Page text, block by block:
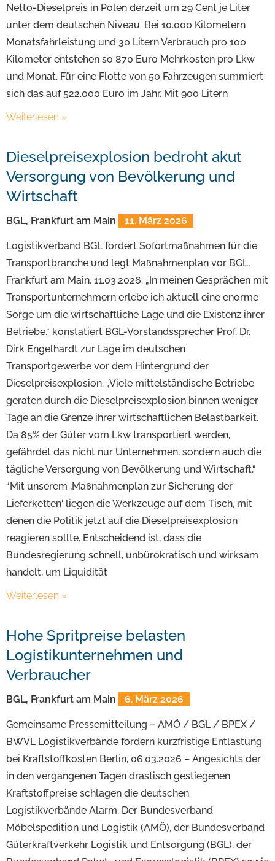
Netto-Dieselpreis in Polen derzeit um 29 Cent je Liter
unter dem deutschen Niveau. Bei 10.000 Kilometern
Monatsfahrleistung und 30 Litern Verbrauch pro 100
Kilometer entstehen so 870 Euro Mehrkosten pro Lkw
und Monat. Für eine Flotte von 50 Fahrzeugen summiert
sich das auf 522.000 Euro im Jahr. Mit 900 Litern
Weiterlesen »
Dieselpreisexplosion bedroht akut
Versorgung von Bevölkerung und
Wirtschaft
BGL, Frankfurt am Main 11. März 2026
Logistikverband BGL fordert Sofortmaßnahmen für die
Transportbranche und legt Maßnahmenplan vor BGL,
Frankfurt am Main, 11.03.2026: „In meinen Gesprächen mit
Transportunternehmern erlebe ich aktuell eine enorme
Sorge um die wirtschaftliche Lage und die Existenz ihrer
Betriebe.“ konstatiert BGL-Vorstandssprecher Prof. Dr.
Dirk Engelhardt zur Lage im deutschen
Transportgewerbe vor dem Hintergrund der
Dieselpreisexplosion. „Viele mittelständische Betriebe
geraten durch die Dieselpreisexplosion binnen weniger
Tage an die Grenze ihrer wirtschaftlichen Belastbarkeit.
Da 85% der Güter vom Lkw transportiert werden,
gefährdet das nicht nur Unternehmen, sondern auch die
tägliche Versorgung von Bevölkerung und Wirtschaft.“
“Mit unserem ‚Maßnahmenplan zur Sicherung der
Lieferketten‘ liegen die Werkzeuge auf dem Tisch, mit
denen die Politik jetzt auf die Dieselpreisexplosion
reagieren sollte. Entscheidend ist, dass die
Bundesregierung schnell, unbürokratisch und wirksam
handelt, um Liquidität
Weiterlesen »
Hohe Spritpreise belasten
Logistikunternehmen und
Verbraucher
BGL, Frankfurt am Main 6. März 2026
Gemeinsame Pressemitteilung – AMÖ / BGL / BPEX /
BWVL Logistikverbände fordern kurzfristige Entlastung
bei Kraftstoffkosten Berlin, 06.03.2026 – Angesichts der
in den vergangenen Tagen drastisch gestiegenen
Kraftstoffpreise schlagen die deutschen
Logistikverbände Alarm. Der Bundesverband
Möbelspedition und Logistik (AMÖ), der Bundesverband
Güterkraftverkehr Logistik und Entsorgung (BGL), der